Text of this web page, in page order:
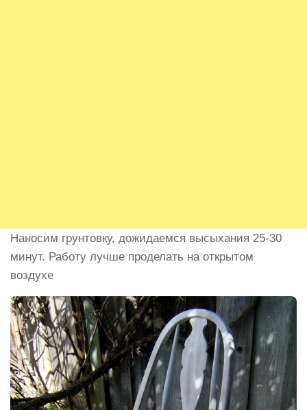
Наносим грунтовку, дожидаемся высыхания 25-30
минут. Работу лучше проделать на открытом
воздухе